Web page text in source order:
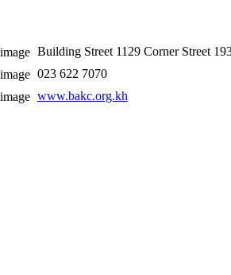
Building Street 1129 Corner Street
​ 023 622 7070
www.bakc.org.kh